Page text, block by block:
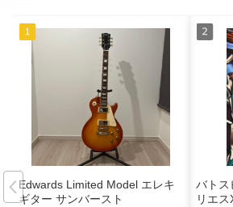
Edwards Limited Model エレキ
ギター サンバースト
バト
リエ